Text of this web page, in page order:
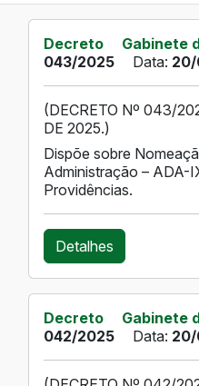
Decreto Gabinete
043/2025
Data: 20/
(DECRETO Nº 043/
DE 2025.)
Dispõe sobre
Administração – ADA-
Providências.
Detalhes
Decreto Gabinete
042/2025
Data: 20/